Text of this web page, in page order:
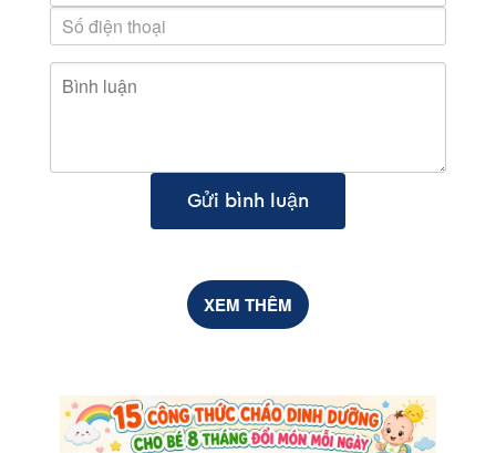
Gửi bình luận
XEM THÊM